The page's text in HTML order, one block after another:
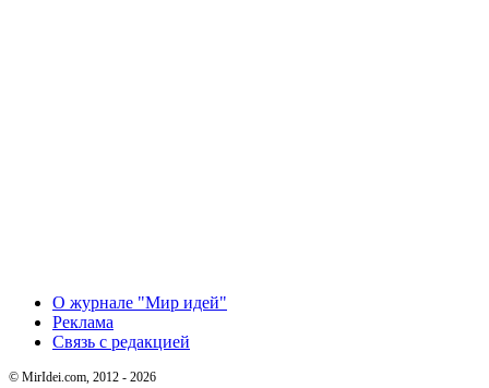
О журнале "Мир идей"
Реклама
Связь с редакцией
© MirIdei.com, 2012 - 2026